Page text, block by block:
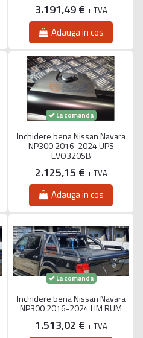
3.191,49 € + TVA
Adauga in cos
La comanda
Inchidere bena Nissan Navara
NP300 2016-2024 UPS
EVO320SB
2.125,15 € + TVA
Adauga in cos
La comanda
Inchidere bena Nissan Navara
NP300 2016-2024 LIM RUM
1.513,02 € + TVA